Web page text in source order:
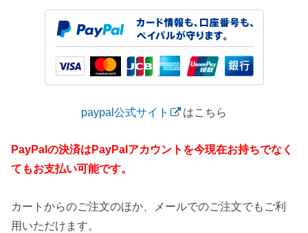
paypal公式サイト はこちら
PayPalの決済はPayPalアカウントを今現在お持ちでなく
てもお支払い可能です。
カートからのご注文のほか、メールでのご注文でもご利
用いただけます。